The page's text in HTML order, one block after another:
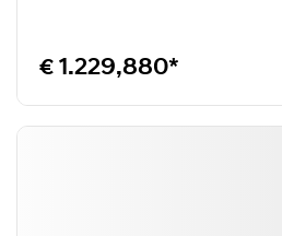
€ 1.229,880*